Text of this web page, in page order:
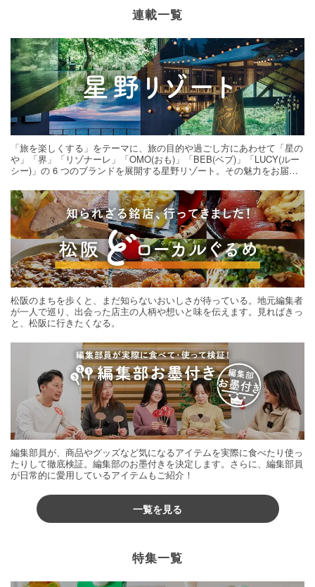
連載一覧
「旅を楽しくする」をテーマに、旅の目的や過ごし方にあわせて「星の
や」「界」「リゾナーレ」「OMO(おも)」「BEB(ベブ)」「LUCY(ルー
シー)」の 6 つのブランドを展開する星野リゾート。その魅力をお届け
松阪のまちを歩くと、まだ知らないおいしさが待っている。地元編集者
が一人で巡り、出会った店主の人柄や想いと味を伝えます。見ればきっ
と、松阪に行きたくなる。
編集部員が、商品やグッズなど気になるアイテムを実際に食べたり使っ
たりして徹底検証。編集部のお墨付きを決定します。さらに、編集部員
が日常的に愛用しているアイテムもご紹介！
一覧を見る
特集一覧